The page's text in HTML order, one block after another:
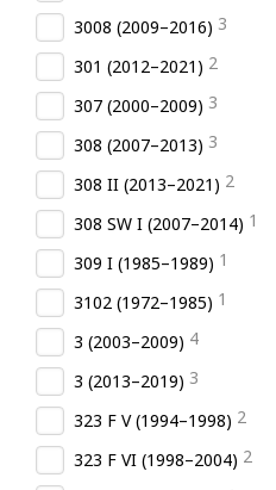
3008 (2009–2016) 3
301 (2012–2021) 2
307 (2000–2009) 3
308 (2007–2013) 3
308 II (2013–2021) 2
308 SW I (2007–2014) 1
309 I (1985–1989) 1
3102 (1972–1985) 1
3 (2003–2009) 4
3 (2013–2019) 3
323 F V (1994–1998) 2
323 F VI (1998–2004) 2